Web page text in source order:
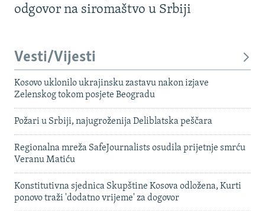
odgovor na siromaštvo u Srbiji
Vesti/Vijesti
Kosovo uklonilo ukrajinsku zastavu nakon izjave
Zelenskog tokom posjete Beogradu
Požari u Srbiji, najugroženija Deliblatska peščara
Regionalna mreža SafeJournalists osudila prijetnje smrću
Veranu Matiću
Konstitutivna sjednica Skupštine Kosova odložena, Kurti
ponovo traži 'dodatno vrijeme' za dogovor